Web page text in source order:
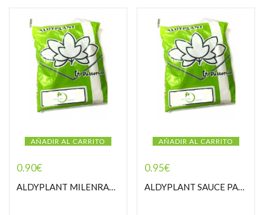
AÑADIR AL CARRITO
0.90€
ALDYPLANT MILENRAMA PASTORCILLA
AÑADIR AL CARRITO
0.95€
ALDYPLANT SAUCE PASTORCILLA